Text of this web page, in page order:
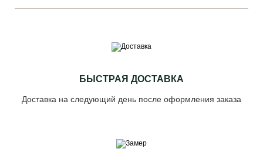
БЫСТРАЯ ДОСТАВКА
Доставка на следующий день после оформления заказа